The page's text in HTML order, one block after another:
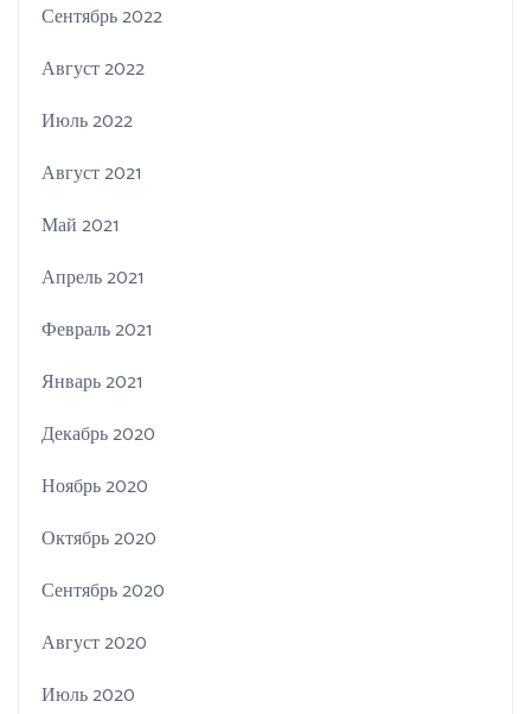
Сентябрь 2022
Август 2022
Июль 2022
Август 2021
Май 2021
Апрель 2021
Февраль 2021
Январь 2021
Декабрь 2020
Ноябрь 2020
Октябрь 2020
Сентябрь 2020
Август 2020
Июль 2020